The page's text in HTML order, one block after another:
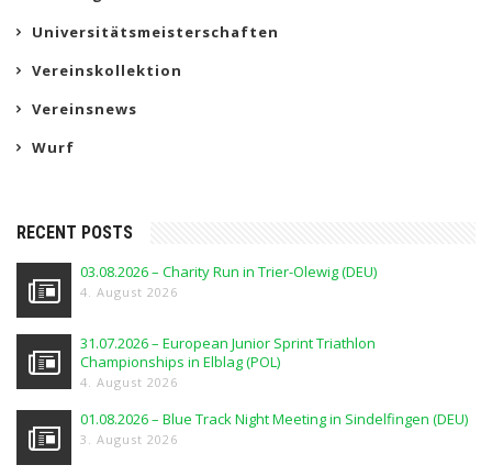
Universitätsmeisterschaften
Vereinskollektion
Vereinsnews
Wurf
RECENT POSTS
03.08.2026 – Charity Run in Trier-Olewig (DEU)
4. August 2026
31.07.2026 – European Junior Sprint Triathlon
Championships in Elblag (POL)
4. August 2026
01.08.2026 – Blue Track Night Meeting in Sindelfingen (DEU)
3. August 2026